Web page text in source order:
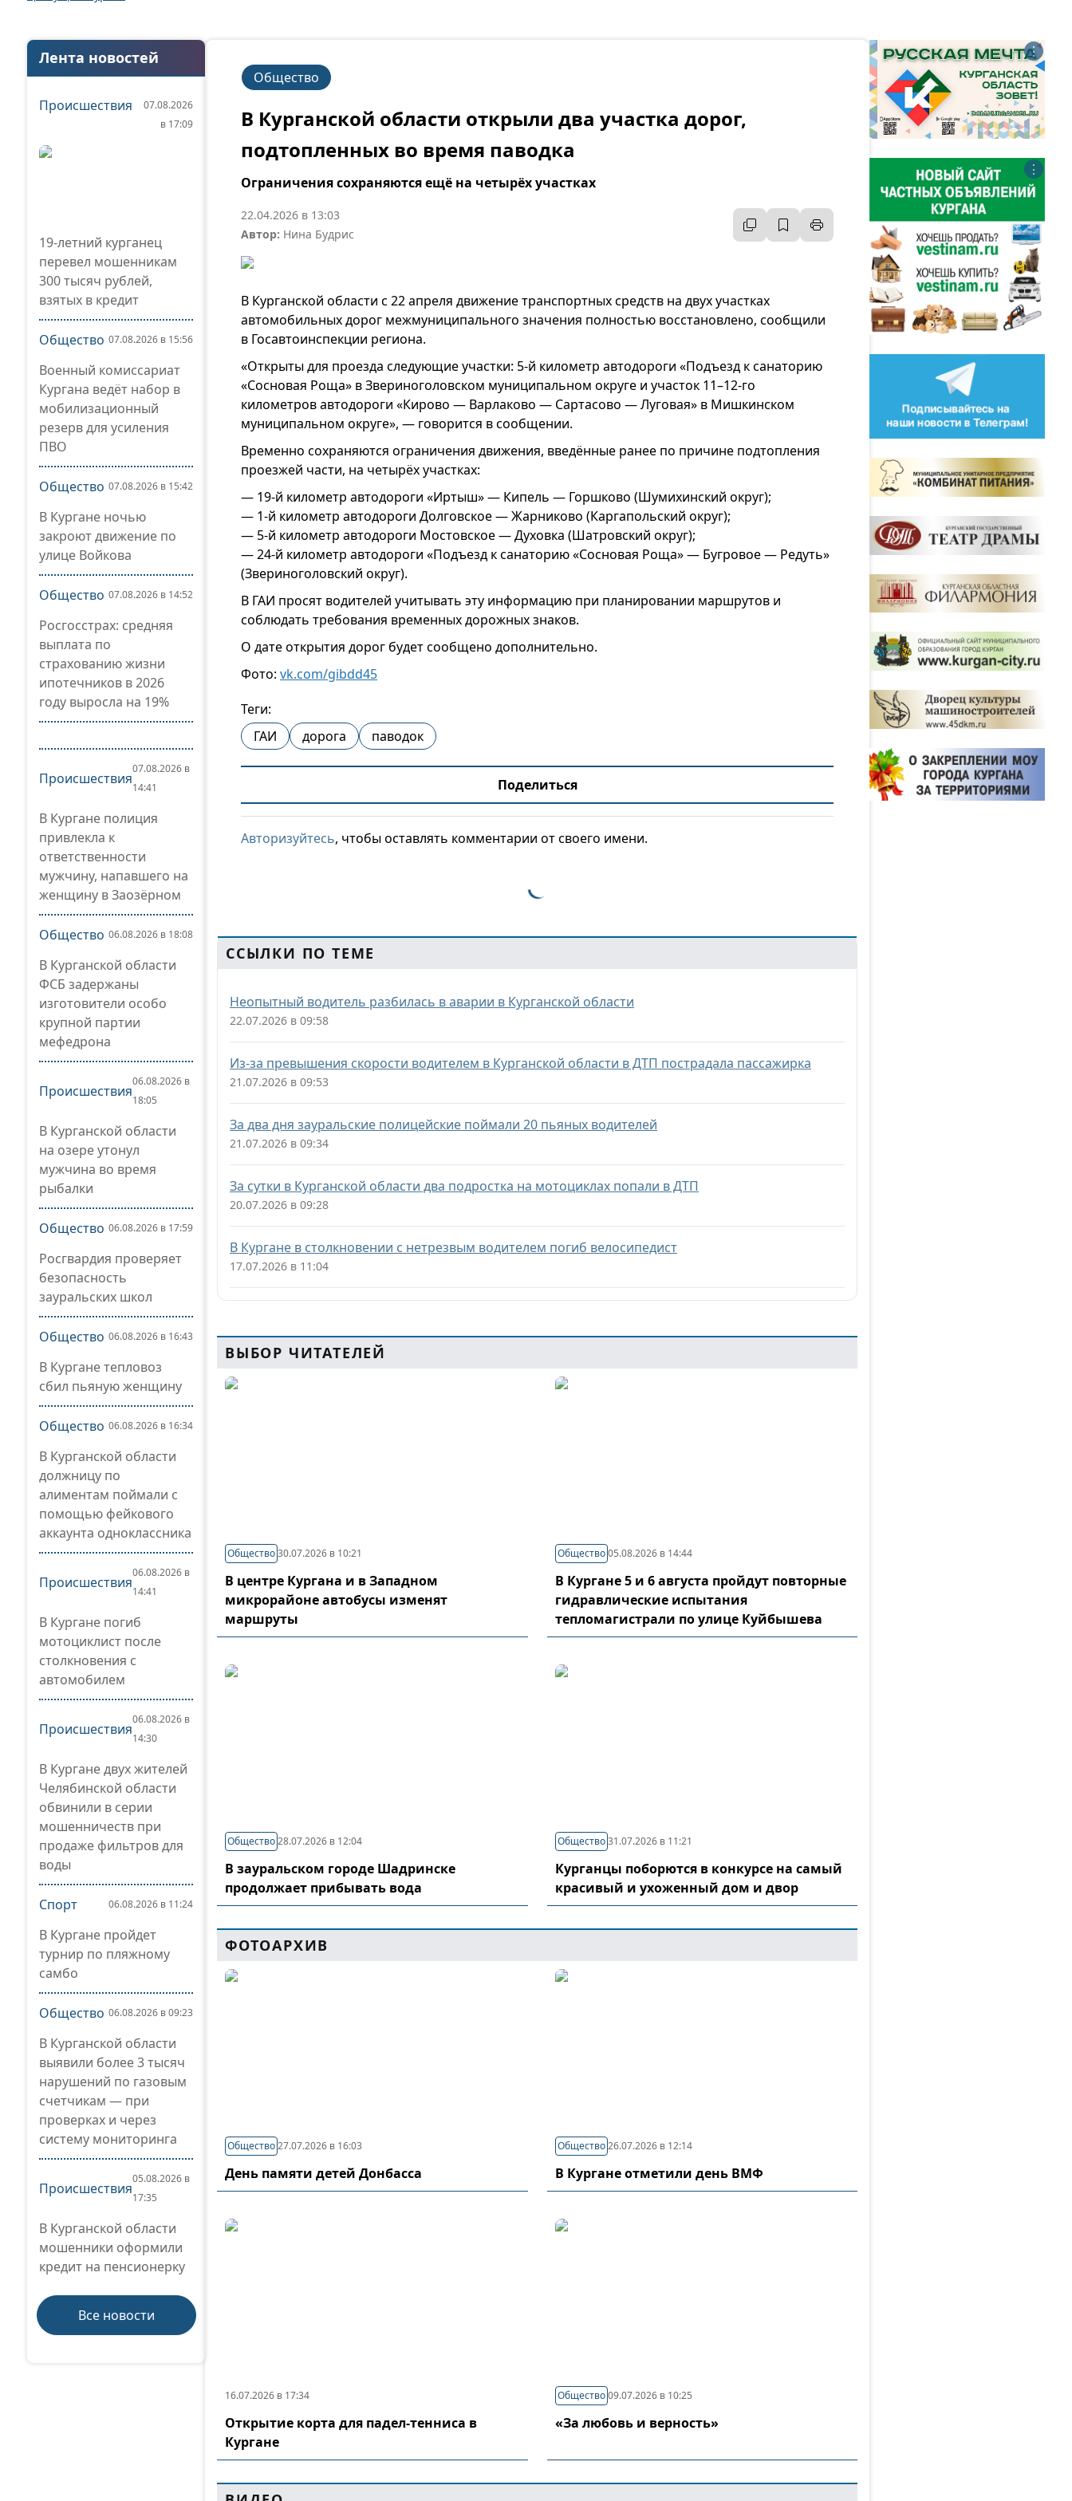
Лента новостей
Происшествия
07.08.2026
в 17:09
19-летний курганец
перевел мошенникам
300 тысяч рублей,
взятых в кредит
Общество 07.08.2026 в 15:56
Военный комиссариат
Кургана ведёт набор в
мобилизационный
резерв для усиления
ПВО
Общество 07.08.2026 в 15:42
В Кургане ночью
закроют движение по
улице Войкова
Общество 07.08.2026 в 14:52
Росгосстрах: средняя
выплата по
страхованию жизни
ипотечников в 2026
году выросла на 19%
Происшествия
07.08.2026 в
14:41
В Кургане полиция
привлекла к
ответственности
мужчину, напавшего на
женщину в Заозёрном
Общество 06.08.2026 в 18:08
В Курганской области
ФСБ задержаны
изготовители особо
крупной партии
мефедрона
Происшествия
06.08.2026 в
18:05
В Курганской области
на озере утонул
мужчина во время
рыбалки
Общество 06.08.2026 в 17:59
Росгвардия проверяет
безопасность
зауральских школ
Общество 06.08.2026 в 16:43
В Кургане тепловоз
сбил пьяную женщину
Общество 06.08.2026 в 16:34
В Курганской области
должницу по
алиментам поймали с
помощью фейкового
аккаунта одноклассника
Происшествия
06.08.2026 в
14:41
В Кургане погиб
мотоциклист после
столкновения с
автомобилем
Происшествия
06.08.2026 в
14:30
В Кургане двух жителей
Челябинской области
обвинили в серии
мошенничеств при
продаже фильтров для
воды
Спорт 06.08.2026 в 11:24
В Кургане пройдет
турнир по пляжному
самбо
Общество 06.08.2026 в 09:23
В Курганской области
выявили более 3 тысяч
нарушений по газовым
счетчикам — при
проверках и через
систему мониторинга
Происшествия
05.08.2026 в
17:35
В Курганской области
мошенники оформили
кредит на пенсионерку
Все новости
Общество
В Курганской области открыли два участка дорог,
подтопленных во время паводка
Ограничения сохраняются ещё на четырёх участках
22.04.2026 в 13:03
Автор: Нина Будрис
В Курганской области с 22 апреля движение транспортных средств на двух участках
автомобильных дорог межмуниципального значения полностью восстановлено, сообщили
в Госавтоинспекции региона.
«Открыты для проезда следующие участки: 5-й километр автодороги «Подъезд к санаторию
«Сосновая Роща» в Звериноголовском муниципальном округе и участок 11–12-го
километров автодороги «Кирово — Варлаково — Сартасово — Луговая» в Мишкинском
муниципальном округе», — говорится в сообщении.
Временно сохраняются ограничения движения, введённые ранее по причине подтопления
проезжей части, на четырёх участках:
— 19-й километр автодороги «Иртыш» — Кипель — Горшково (Шумихинский округ);
— 1-й километр автодороги Долговское — Жарниково (Каргапольский округ);
— 5-й километр автодороги Мостовское — Духовка (Шатровский округ);
— 24-й километр автодороги «Подъезд к санаторию «Сосновая Роща» — Бугровое — Редуть»
(Звериноголовский округ).
В ГАИ просят водителей учитывать эту информацию при планировании маршрутов и
соблюдать требования временных дорожных знаков.
О дате открытия дорог будет сообщено дополнительно.
Фото: vk.com/gibdd45
Теги:
ГАИ
дорога паводок
Поделиться
Авторизуйтесь, чтобы оставлять комментарии от своего имени.
ССЫЛКИ ПО ТЕМЕ
Неопытный водитель разбилась в аварии в Курганской области
22.07.2026 в 09:58
Из-за превышения скорости водителем в Курганской области в ДТП пострадала пассажирка
21.07.2026 в 09:53
За два дня зауральские полицейские поймали 20 пьяных водителей
21.07.2026 в 09:34
За сутки в Курганской области два подростка на мотоциклах попали в ДТП
20.07.2026 в 09:28
В Кургане в столкновении с нетрезвым водителем погиб велосипедист
17.07.2026 в 11:04
ВЫБОР ЧИТАТЕЛЕЙ
Общество30.07.2026 в 10:21
В центре Кургана и в Западном
микрорайоне автобусы изменят
маршруты
Общество 05.08.2026 в 14:44
В Кургане 5 и 6 августа пройдут повторные
гидравлические испытания
тепломагистрали по улице Куйбышева
Общество28.07.2026 в 12:04
В зауральском городе Шадринске
продолжает прибывать вода
Общество 31.07.2026 в 11:21
Курганцы поборются в конкурсе на самый
красивый и ухоженный дом и двор
ФОТОАРХИВ
Общество27.07.2026 в 16:03
День памяти детей Донбасса
Общество 26.07.2026 в 12:14
В Кургане отметили день ВМФ
16.07.2026 в 17:34
Открытие корта для падел-тенниса в
Кургане
Общество 09.07.2026 в 10:25
«За любовь и верность»
⋮
⋮